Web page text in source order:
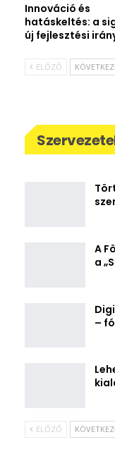
Innováció és
hatáskeltés: a
új fejlesztési
ELŐZŐ
A
a
–
ELŐZŐ